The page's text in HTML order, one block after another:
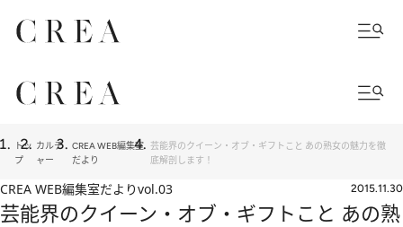
トッ
プ
カルチ
ャー
CREA WEB編集室
だより
芸能界のクイーン・オブ・ギフトこと あの熟女の魅力を徹
底解剖します！
CREA WEB編集室だよりvol.03 2015.11.30
芸能界のクイーン・オブ・ギフトこと あの熟